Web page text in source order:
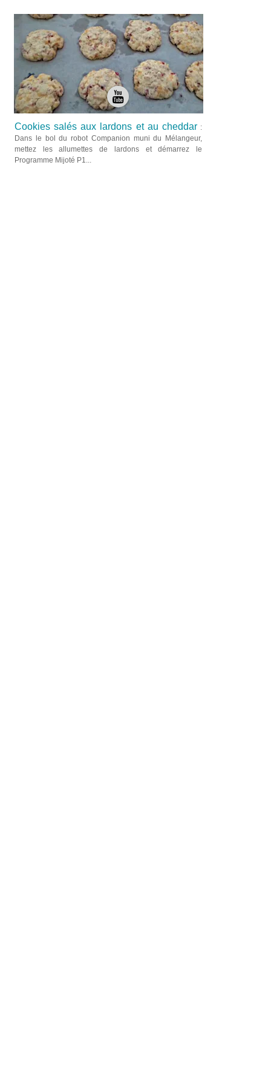
Cookies salés aux lardons et au cheddar:
Dans le bol du robot Companion muni du Mélangeur,
mettez les allumettes de lardons et démarrez le
Programme Mijoté P1...